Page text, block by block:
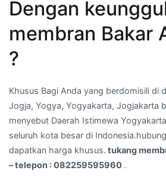
–
:
Dengan
membran Bakar
?
Khusus Bagi Anda yang berdomisili di
Jogja, Yogya, Yogyakarta, Jogjakarta
menyebut Daerah Istimewa
seluruh kota besar di
dapatkan harga khusus. tukang
– telepon : 082259595960 .